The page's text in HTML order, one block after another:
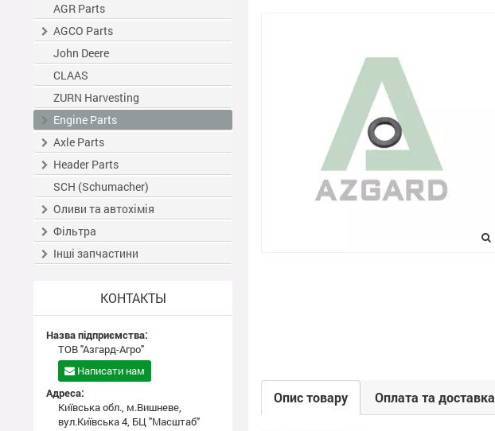
Опис товару Оплата та доставка
AGR Parts
AGCO Parts
John Deere
CLAAS
ZURN Harvesting
Engine Parts
Axle Parts
Header Parts
SCH (Schumacher)
Оливи та автохімія
Фільтра
Інші запчастини
КОНТАКТЫ
Назва підприємства:
ТОВ "Азгард-Агро"
Написати нам
Адреса:
Київська обл., м.Вишневе,
вул.Київська 4, БЦ "Масштаб"